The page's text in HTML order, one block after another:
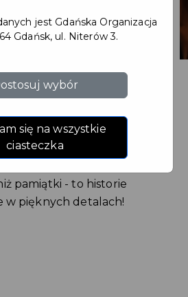
wyniki?
wyjątkowymi
jakości gadżety
w Polsce, które idealnie
Doskonałe na
i personalizowane
pamiątki - to historie
w pięknych detalach!
jest Gdańska Organizacja
Gdańsk, ul. Niterów 3.
wybór
się na wszystkie
ciasteczka